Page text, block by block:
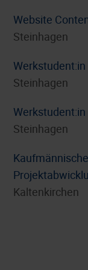
Website
Steinhagen
Steinhagen
Steinhagen
Kaltenkirchen